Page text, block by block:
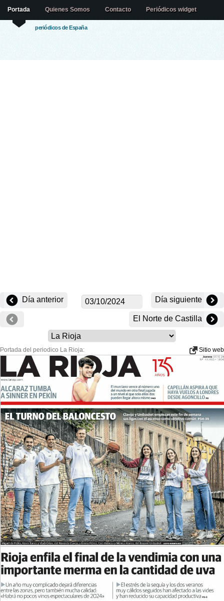
periódicos de España
Portada Quienes Somos Contacto Periódicos widget
Día anterior Día siguiente
El Norte de Castilla
Portada del periodico La Rioja: Sitio web